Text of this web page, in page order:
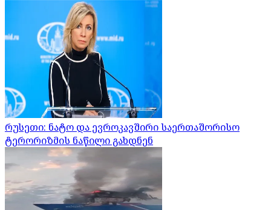
რუსეთი: ნატო და ევროკავშირი საერთაშორისო
ტერორიზმის ნაწილი გახდნენ